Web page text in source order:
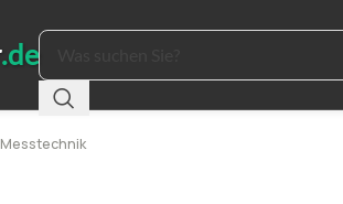
Messtechnik